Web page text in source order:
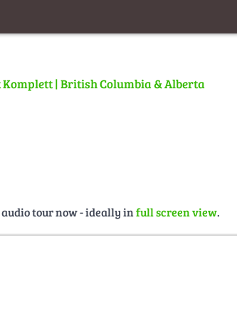
Komplett | British Columbia & Alberta
tour now - ideally infull screen view.